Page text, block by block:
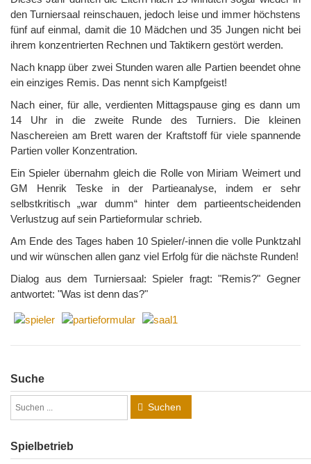
den Turniersaal reinschauen, jedoch leise und immer höchstens
fünf auf einmal, damit die 10 Mädchen und 35 Jungen nicht bei
ihrem konzentrierten Rechnen und Taktikern gestört werden.
Nach knapp über zwei Stunden waren alle Partien beendet ohne
ein einziges Remis. Das nennt sich Kampfgeist!
Nach einer, für alle, verdienten Mittagspause ging es dann um
14 Uhr in die zweite Runde des Turniers. Die kleinen
Naschereien am Brett waren der Kraftstoff für viele spannende
Partien voller Konzentration.
Ein Spieler übernahm gleich die Rolle von Miriam Weimert und
GM Henrik Teske in der Partieanalyse, indem er sehr
selbstkritisch „war dumm“ hinter dem partieentscheidenden
Verlustzug auf sein Partieformular schrieb.
Am Ende des Tages haben 10 Spieler/-innen die volle Punktzahl
und wir wünschen allen ganz viel Erfolg für die nächste Runden!
Dialog aus dem Turniersaal: Spieler fragt: "Remis?" Gegner
antwortet: "Was ist denn das?"
Suche
Suchen
Spielbetrieb